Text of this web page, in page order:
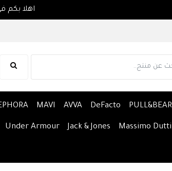
PULL&BEAR
DeFacto
AVVA
MAVI
Massimo Dutti
Jack & Jones
Under Armour